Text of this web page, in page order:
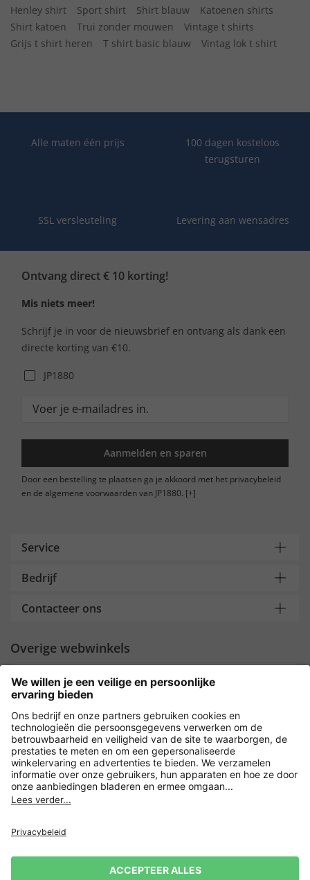
Henley shirt Sport shirt Shirt blauw
Katoenen shirts
Shirt katoen
Trui zonder mouwen
Vintage t shirts
Grijs t shirt heren
T shirt basic blauw Vintag lok t shirt
Alle maten één prijs
100 dagen kosteloos
terugsturen
SSL versleuteling Levering aan wensadres
Ontvang direct € 10 korting!
Mis niets meer!
Schrijf je in voor de nieuwsbrief en ontvang als dank een
directe korting van €10.
JP1880
Aanmelden en sparen
Door een bestelling te plaatsen ga je akkoord met het privacybeleid
en de algemene voorwaarden van JP1880. [+]
Service
Bedrijf
Contacteer ons
Overige webwinkels
Nederland
Payment and Delivery
Versleuteling met
Verkoopvoorwaarden
Leveringsvoorwaarden